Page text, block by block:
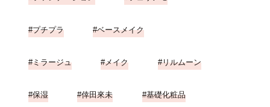
プチプラ ベースメイク
ミラージュ メイク リルムーン
保湿 倖田來未 基礎化粧品